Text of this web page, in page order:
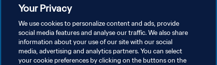
POLITIQUE DE CONFIDENTIALITÉ
Your Privacy
We use cookies to personalize content and ads, provide
social media features and analyse our traffic. We also share
information about your use of our site with our social
media, advertising and analytics partners. You can select
your cookie preferences by clicking on the buttons on the